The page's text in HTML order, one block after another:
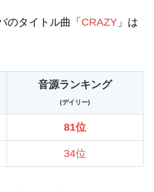
のタイトル曲「 CRAZY」は
音源ランキング
(デイリー)
81位
34位